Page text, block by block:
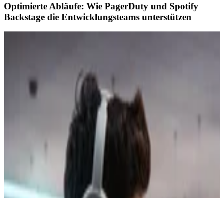
Optimierte Abläufe: Wie PagerDuty und Spotify
Backstage die Entwicklungsteams unterstützen